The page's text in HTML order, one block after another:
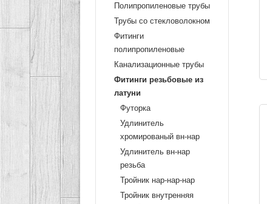
Полипропиленовые трубы
Трубы со стекловолокном
Фитинги
полипропиленовые
Канализационные трубы
Фитинги резьбовые из
латуни
Футорка
Удлинитель
хромированый вн-нар
Удлинитель вн-нар
резьба
Тройник нар-нар-нар
Тройник внутренняя